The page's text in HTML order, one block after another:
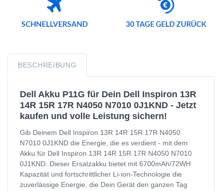
BESCHREIBUNG
Dell Akku P11G für Dein Dell Inspiron 13R
14R 15R 17R N4050 N7010 0J1KND - Jetzt
kaufen und volle Leistung sichern!
Gib Deinem Dell Inspiron 13R 14R 15R 17R N4050
N7010 0J1KND die Energie, die es verdient - mit dem
Akku für Dell Inspiron 13R 14R 15R 17R N4050 N7010
0J1KND. Dieser Ersatzakku bietet mit 6700mAh/72WH
Kapazität und fortschrittlicher Li-ion-Technologie die
zuverlässige Energie, die Dein Gerät den ganzen Tag